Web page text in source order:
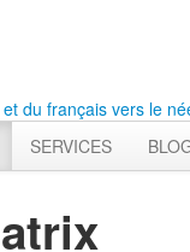
du français vers le
SERVICES